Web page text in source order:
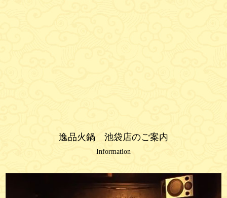
逸品火鍋 池袋店のご案内
Information